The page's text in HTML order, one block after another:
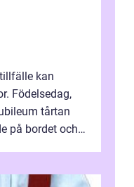
kan
Födelsedag,
tårtan
på bordet och i